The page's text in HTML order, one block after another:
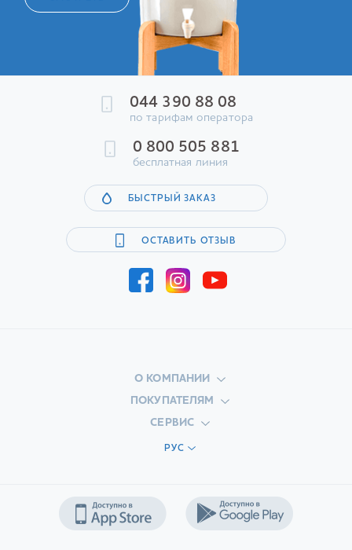
044 390 88 08
по тарифам оператора
0 800 505 881
бесплатная линия
БЫСТРЫЙ ЗАКАЗ
ОСТАВИТЬ ОТЗЫВ
О КОМПАНИИ
ПОКУПАТЕЛЯМ
СЕРВИС
РУС